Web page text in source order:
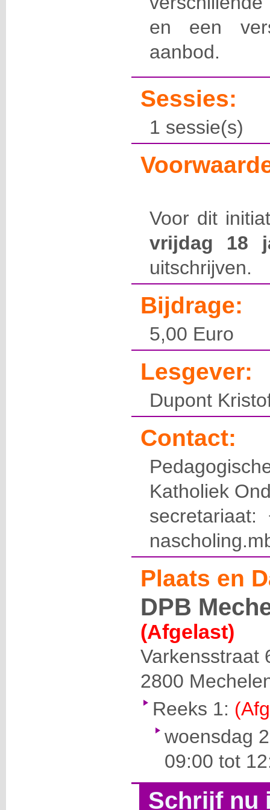
en een
aanbod.
Sessies:
1 sessie(s)
Voor dit
vrijdag 18
uitschrijven.
Bijdrage:
5,00 Euro
Lesgever:
Dupont
Contact:
Katholiek
Plaats en
DPB
(Afgelast)
Varkensstraat
2800
Reeks 1:
woensdag
09:00 tot
Schrijf nu